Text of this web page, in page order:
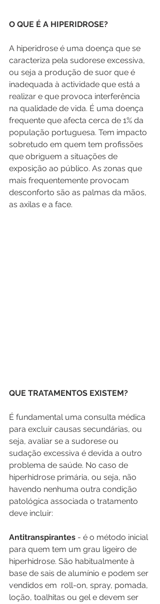
O QUE É A HIPERIDROSE?
A hiperidrose é uma doença que se
caracteriza pela sudorese excessiva,
ou seja a produção de suor que é
inadequada à actividade que está a
realizar e que provoca interferência
na qualidade de vida. É uma doença
frequente que afecta cerca de 1% da
população portuguesa. Tem impacto
sobretudo em quem tem profissões
que obriguem a situações de
exposição ao público. As zonas que
mais frequentemente provocam
desconforto são as palmas da mãos,
as axilas e a face.
QUE TRATAMENTOS EXISTEM?
É fundamental uma consulta médica
para excluir causas secundárias, ou
seja, avaliar se a sudorese ou
sudação excessiva é devida a outro
problema de saúde. No caso de
hiperhidrose primária, ou seja, não
havendo nenhuma outra condição
patológica associada o tratamento
deve incluir:
Antitranspirantes - é o método inicial
para quem tem um grau ligeiro de
hiperhidrose. São habitualmente à
base de sais de alumínio e podem ser
vendidos em  roll-on, spray, pomada,
loção, toalhitas ou gel e devem ser